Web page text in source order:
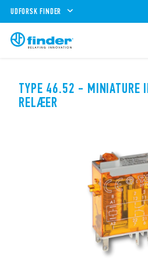
UDFORSK FINDER
TYPE 46.52 - MINIATURE
RELÆER